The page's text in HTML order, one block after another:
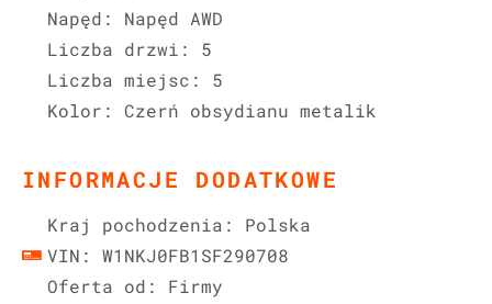
Napęd: Napęd AWD
Liczba drzwi: 5
Liczba miejsc: 5
Kolor: Czerń obsydianu metalik
INFORMACJE DODATKOWE
Kraj pochodzenia: Polska
VIN: W1NKJ0FB1SF290708
Oferta od: Firmy